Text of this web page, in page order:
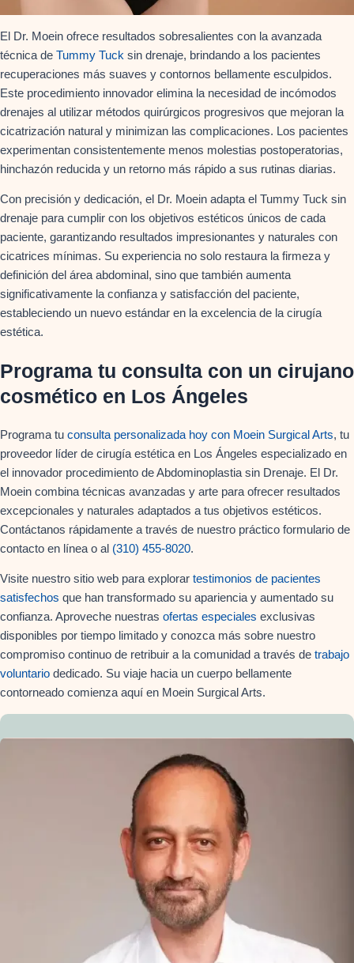
El Dr. Moein ofrece resultados sobresalientes con la avanzada
técnica de Tummy Tuck sin drenaje, brindando a los pacientes
recuperaciones más suaves y contornos bellamente esculpidos.
Este procedimiento innovador elimina la necesidad de incómodos
drenajes al utilizar métodos quirúrgicos progresivos que mejoran la
cicatrización natural y minimizan las complicaciones. Los pacientes
experimentan consistentemente menos molestias postoperatorias,
hinchazón reducida y un retorno más rápido a sus rutinas diarias.
Con precisión y dedicación, el Dr. Moein adapta el Tummy Tuck sin
drenaje para cumplir con los objetivos estéticos únicos de cada
paciente, garantizando resultados impresionantes y naturales con
cicatrices mínimas. Su experiencia no solo restaura la firmeza y
definición del área abdominal, sino que también aumenta
significativamente la confianza y satisfacción del paciente,
estableciendo un nuevo estándar en la excelencia de la cirugía
estética.
Programa tu consulta con un cirujano
cosmético en Los Ángeles
Programa tu consulta personalizada hoy con Moein Surgical Arts, tu
proveedor líder de cirugía estética en Los Ángeles especializado en
el innovador procedimiento de Abdominoplastia sin Drenaje. El Dr.
Moein combina técnicas avanzadas y arte para ofrecer resultados
excepcionales y naturales adaptados a tus objetivos estéticos.
Contáctanos rápidamente a través de nuestro práctico formulario de
contacto en línea o al (310) 455-8020.
Visite nuestro sitio web para explorar testimonios de pacientes
satisfechos que han transformado su apariencia y aumentado su
confianza. Aproveche nuestras ofertas especiales exclusivas
disponibles por tiempo limitado y conozca más sobre nuestro
compromiso continuo de retribuir a la comunidad a través de trabajo
voluntario dedicado. Su viaje hacia un cuerpo bellamente
contorneado comienza aquí en Moein Surgical Arts.